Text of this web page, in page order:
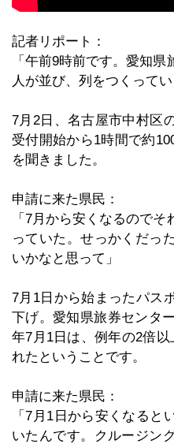
記者リポート：
「午前9時前です。愛知
人が並び、列をつくってい
7月2日、名古屋市中村区
受付開始から1時間で約
を聞きました。
申請に来た県民：
「7月から安くなるので
っていた。せっかくだっ
いかなと思って」
7月1日から始まったパス
下げ。愛知県旅券センタ
年7月1日は、例年の2倍
れたということです。
申請に来た県民：
「7月1日から安くなると
いたんです。クルージン